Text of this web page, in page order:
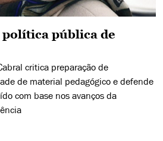
política pública de
critica preparação de
de material pedagógico e defende
com base nos avanços da